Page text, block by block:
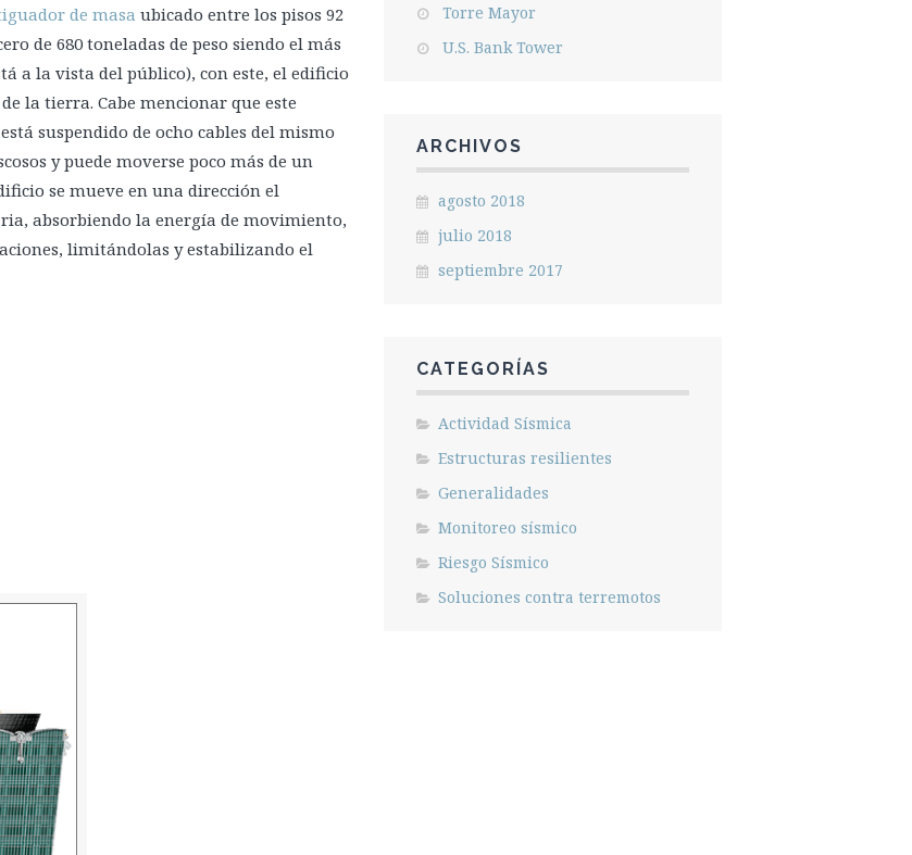
de masa ubicado entre los pisos 92
de 680 toneladas de peso siendo el más
a la vista del público), con este, el edificio
la tierra. Cabe mencionar que este
suspendido de ocho cables del mismo
y puede moverse poco más de un
se mueve en una dirección el
absorbiendo la energía de movimiento,
limitándolas y estabilizando el
Torre Mayor
U.S. Bank Tower
ARCHIVOS
agosto 2018
julio 2018
septiembre 2017
CATEGORÍAS
Actividad Sísmica
Estructuras resilientes
Generalidades
Monitoreo sísmico
Riesgo Sísmico
Soluciones contra terremotos